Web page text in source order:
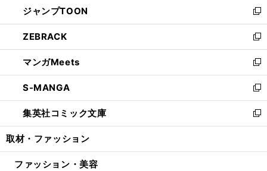
く
で
開
く
ド
ウ
で
開
く
ィ
ン
ド
ウ
で
開
く
い
ウ
ィ
ン
ド
ウ
で
開
く
ジャンプTOON
新
し
い
ウ
ィ
ン
ド
ウ
で
開
ZEBRACK
新
し
い
ウ
ィ
ン
ド
ウ
開
マンガMeets
新
し
い
ウ
ィ
ン
ウ
S-MANGA
新
し
い
ウ
ン
集英社コミック文庫
新
し
ウ
取材・ファッション
ファッション・美容